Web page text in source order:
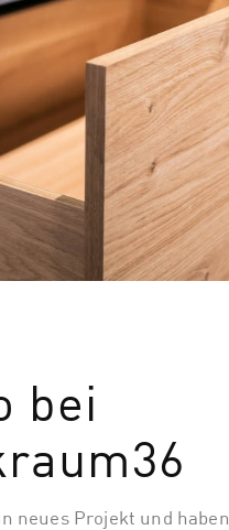
bei
neues Projekt und haben